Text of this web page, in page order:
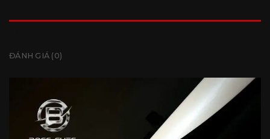
ĐÁNH GIÁ (0)